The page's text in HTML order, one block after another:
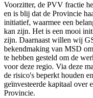
Voorzitter, de PVV fractie
en is blij dat de Provincie
initiatief, waarmee een
kan zijn. Het is een mooi
zijn. Daarnaast willen wij
bekendmaking van MSD
te hebben gesteld om de
voor deze regio. Via deze
de risico's beperkt houden
geïnvesteerde kapitaal over
Provincie.